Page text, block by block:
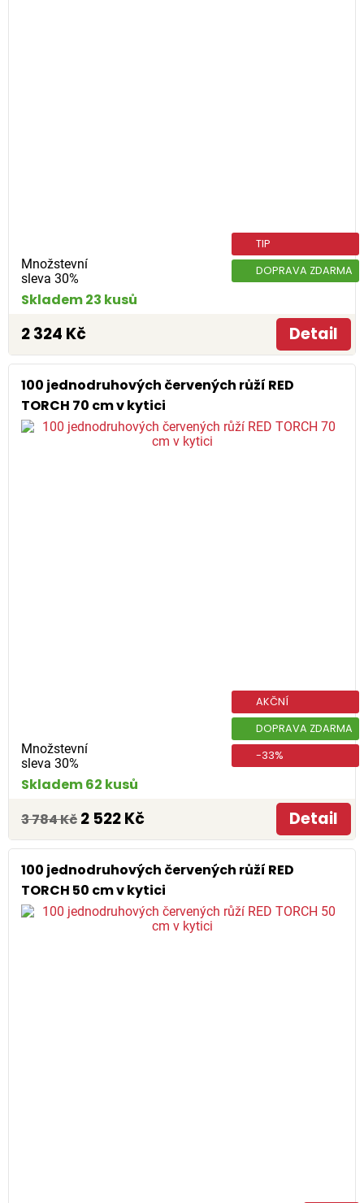
Množstevní
sleva 30%
TIP
DOPRAVA ZDARMA
Skladem 23 kusů
2 324 Kč Detail
100 jednodruhových červených růží RED
TORCH 70 cm v kytici
Množstevní
sleva 30%
AKČNÍ
DOPRAVA ZDARMA
-33%
Skladem 62 kusů
3 784 Kč 2 522 Kč Detail
100 jednodruhových červených růží RED
TORCH 50 cm v kytici